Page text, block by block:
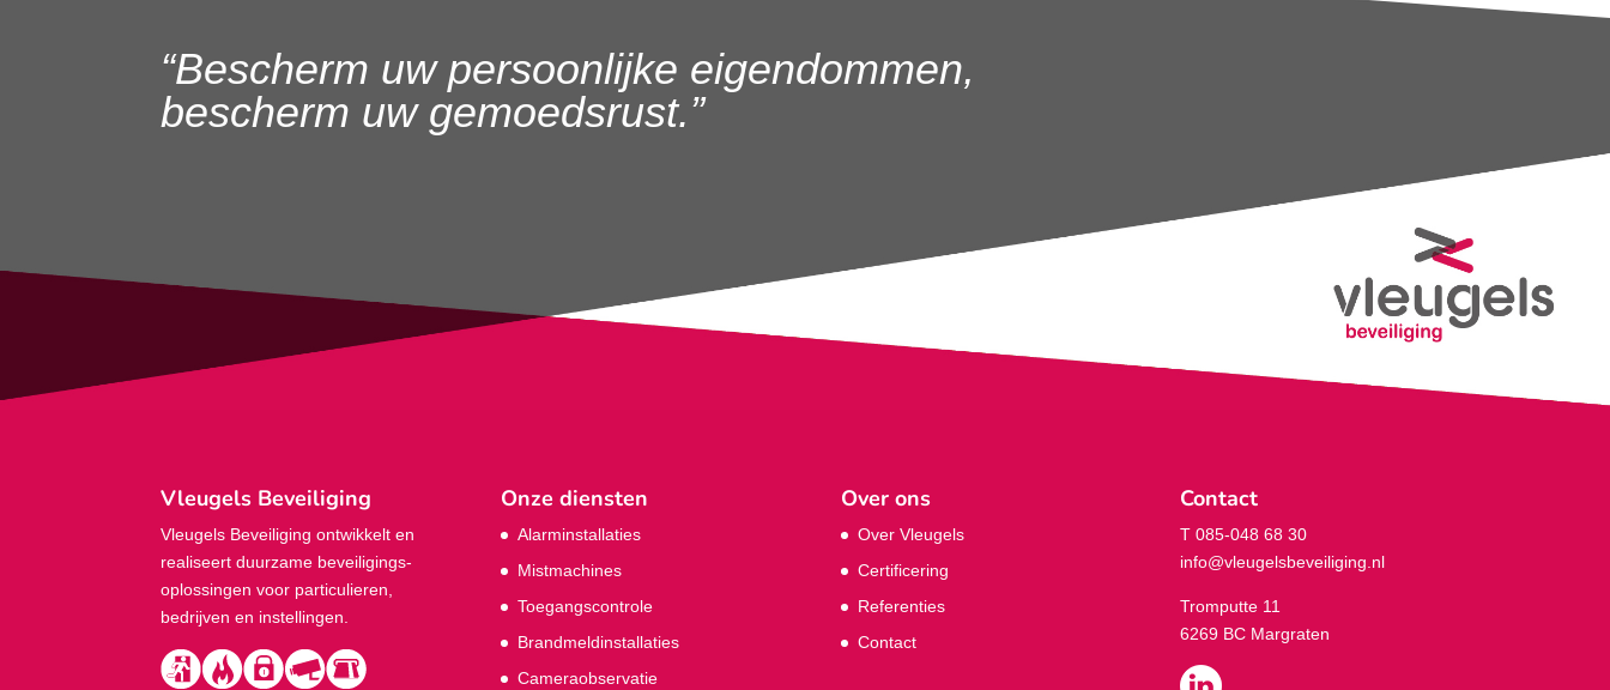
“Bescherm uw persoonlijke eigendommen,
bescherm uw gemoedsrust.”
Vleugels Beveiliging
Vleugels Beveiliging ontwikkelt en
realiseert duurzame beveiligings­
oplossingen voor particulieren,
bedrijven en instellingen.
Onze diensten
Alarminstallaties
Mistmachines
Toegangscontrole
Brandmeldinstallaties
Cameraobservatie
Over ons
Over Vleugels
Certificering
Referenties
Contact
Contact
T 085-048 68 30
info@vleugelsbeveiliging.nl
Tromputte 11
6269 BC Margraten